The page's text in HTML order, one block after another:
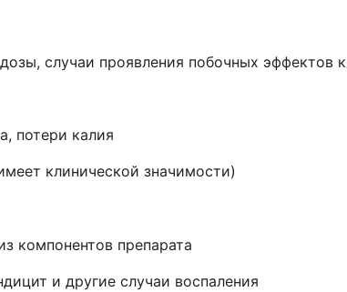
случаи проявления побочных эффектов
потери калия
клинической значимости)
компонентов препарата
и другие случаи воспаления